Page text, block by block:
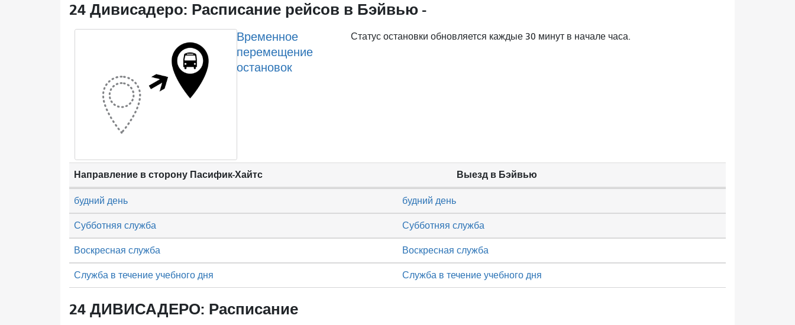
24 Дивисадеро: Расписание рейсов в Бэйвью -
Временное
перемещение
остановок
Статус остановки обновляется каждые 30 минут в начале часа.
Направление в сторону Пасифик-Хайтс Выезд в Бэйвью
Субботняя служба Субботняя служба
Воскресная служба Воскресная служба
будний день будний день
Служба в течение учебного дня Служба в течение учебного дня
24 ДИВИСАДЕРО: Расписание